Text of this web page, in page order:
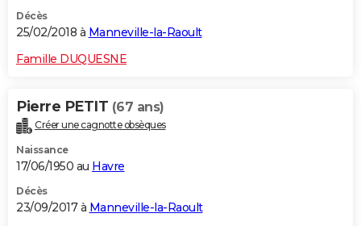
Décès
25/02/2018 à Manneville-la-Raoult
Famille DUQUESNE
Pierre PETIT (67 ans)
Créer une cagnotte obsèques
Naissance
17/06/1950 au Havre
Décès
23/09/2017 à Manneville-la-Raoult